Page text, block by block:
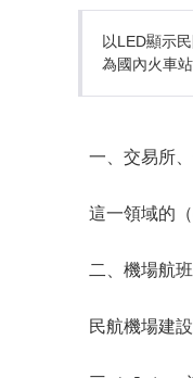
以LED顯示
為國內火車
一、交易所
這一領域的
二、機場航
民航機場建